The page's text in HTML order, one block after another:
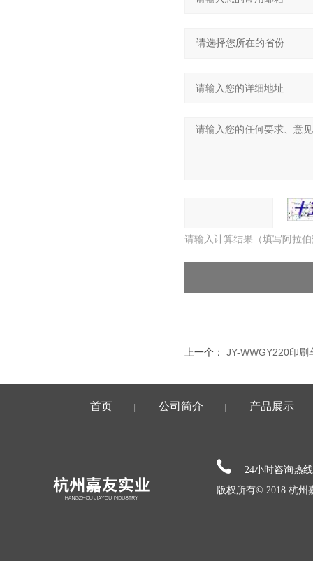
请输入计算结果（填写阿拉
上一个： JY-WWGY220印刷
首页 公司简介 产品展示
24小时咨询热
版权所有© 2018 杭州